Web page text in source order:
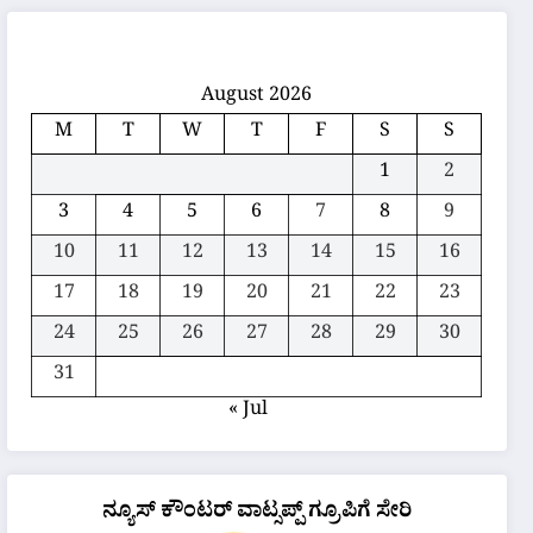
August 2026
M
T W T F S
S
1
2
3
4 5 6 7 8
9
10
11 12 13 14 15
16
17
18 19 20 21 22
23
24
25 26 27 28 29
30
31
« Jul
ನ್ಯೂಸ್ ಕೌಂಟರ್ ವಾಟ್ಸಪ್ಪ್ ಗ್ರೂಪಿಗೆ ಸೇರಿ